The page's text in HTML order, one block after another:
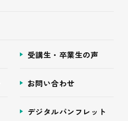
受講生・卒業生の声
お問い合わせ
デジタルパンフレット